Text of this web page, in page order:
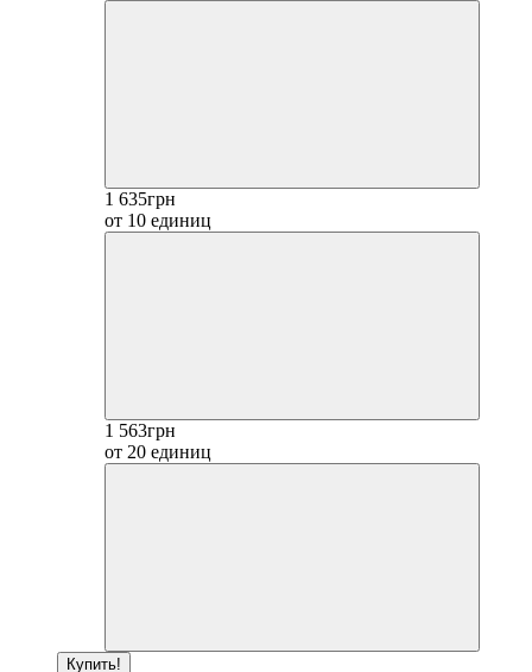
1 635грн
от 10 единиц
1 563грн
от 20 единиц
Купить!